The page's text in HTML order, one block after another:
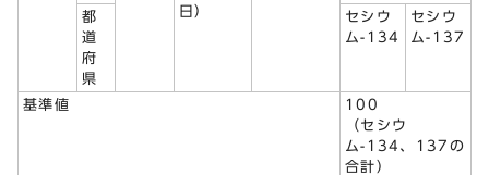
日）
都
道
府
県
セシウ
ム-134
セシウ
ム-137
基準値
100
（セシウ
ム-134、137の
合計）